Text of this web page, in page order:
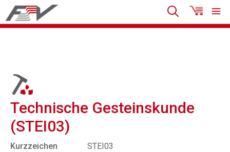
Technische Gesteinskunde
(STEI03)
Kurzzeichen
STEI03